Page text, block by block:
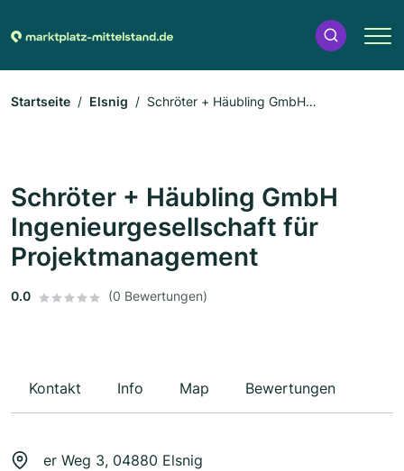
Startseite Elsnig
Schröter + Häubling GmbH
Schröter + Häubling GmbH
Ingenieurgesellschaft für
Projektmanagement
0.0 (0 Bewertungen)
Kontakt Info Map Bewertungen
er Weg 3, 04880 Elsnig